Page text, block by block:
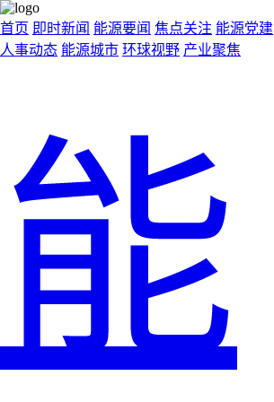
首页 即时新闻 能源要闻 焦点关注 能源党建
人事动态 能源城市 环球视野 产业聚焦
能